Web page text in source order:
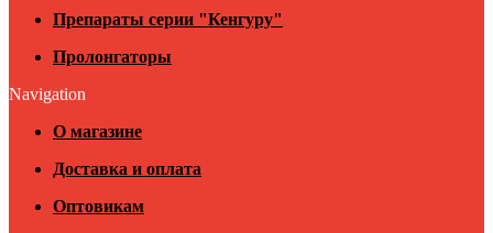
Препараты серии "Кенгуру"
Пролонгаторы
Navigation
О магазине
Доставка и оплата
Оптовикам